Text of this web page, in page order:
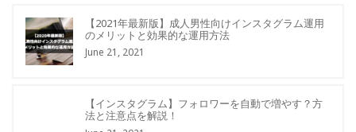
【2021年最新版】成人男性向けインスタグラム運用
のメリットと効果的な運用方法
June 21, 2021
【インスタグラム】フォロワーを自動で増やす？方
法と注意点を解説！